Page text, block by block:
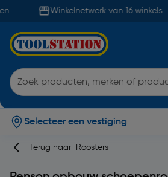
Winkelnetwerk van 16 winkels
Selecteer een vestiging
Terug naar Roosters